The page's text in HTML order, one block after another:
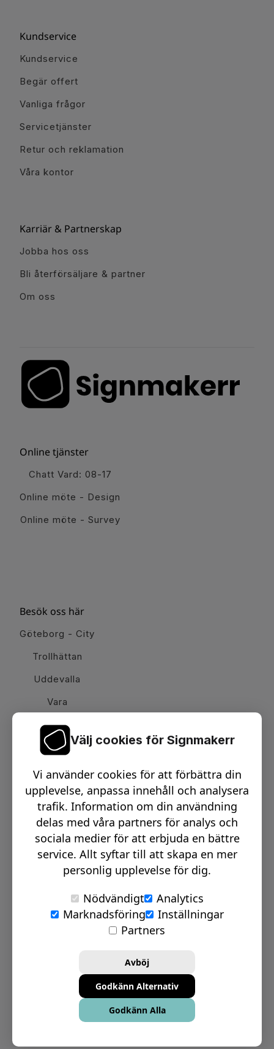
Kundservice
Kundservice
Begär offert
Vanliga frågor
Servicetjänster
Retur och reklamation
Våra kontor
Karriär & Partnerskap
Jobba hos oss
Bli återförsäljare & partner
Om oss
Online tjänster
Chatt Vard: 08-17
Online möte - Design
Online möte - Survey
Besök oss här
Göteborg - City
Trollhättan
Uddevalla
Vara
Email:info@signmakerr.se
PSST, HÄNG MED PÅ VÅR RESA!
© Signmakerr 2022 - 2026
Integritetspolicy
Ansvarsfullt avslöjandepolicy
Bolagsinformation
Välj cookies för Signmakerr
Vi använder cookies för att förbättra din
upplevelse, anpassa innehåll och analysera
trafik. Information om din användning
delas med våra partners för analys och
sociala medier för att erbjuda en bättre
service. Allt syftar till att skapa en mer
personlig upplevelse för dig.
Nödvändigt
Analytics
Marknadsföring
Inställningar
Partners
Avböj
Godkänn Alternativ
Godkänn Alla